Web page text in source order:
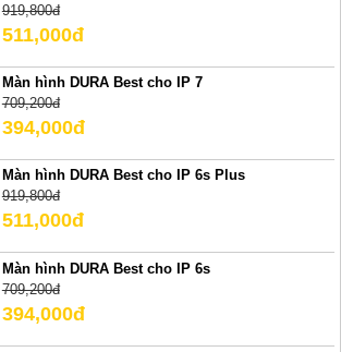
919,800đ
511,000đ
Màn hình DURA Best cho IP 7
709,200đ
394,000đ
Màn hình DURA Best cho IP 6s Plus
919,800đ
511,000đ
Màn hình DURA Best cho IP 6s
709,200đ
394,000đ